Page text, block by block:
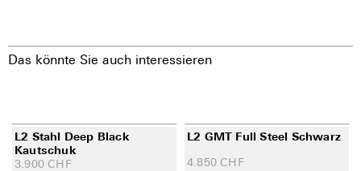
Das könnte Sie auch interessieren
L2 Stahl Deep Black
Kautschuk
3.900 CHF
L2 GMT Full Steel Schwarz
4.850 CHF